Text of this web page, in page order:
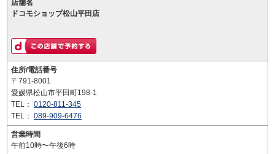
店舗名
ドコモショップ松山平田店
住所/電話番号
〒791-8001
愛媛県松山市平田町198-1
TEL： 0120-811-345
TEL： 089-909-6476
営業時間
午前10時〜午後6時